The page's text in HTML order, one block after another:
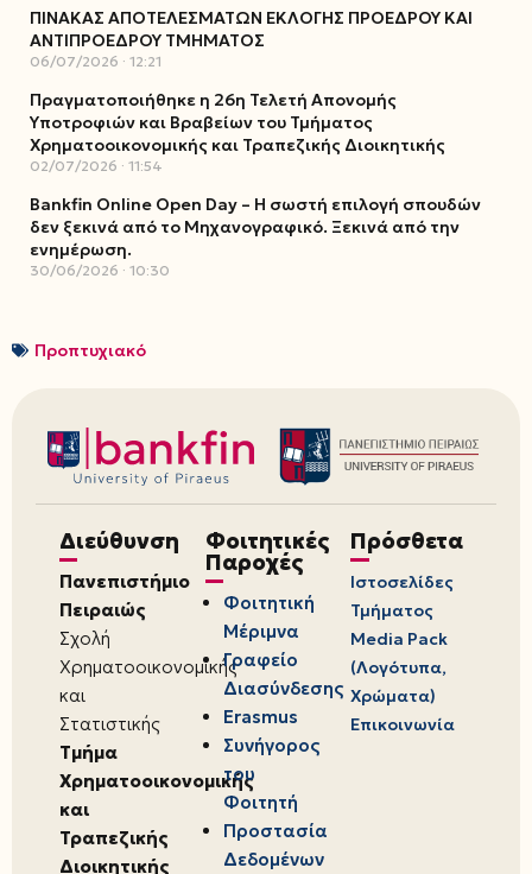
ΠΙΝΑΚΑΣ ΑΠΟΤΕΛΕΣΜΑΤΩΝ ΕΚΛΟΓΗΣ ΠΡΟΕΔΡΟΥ ΚΑΙ
ΑΝΤΙΠΡΟΕΔΡΟΥ ΤΜΗΜΑΤΟΣ
06/07/2026 12:21
Πραγματοποιήθηκε η 26η Τελετή Απονομής
Υποτροφιών και Βραβείων του Τμήματος
Χρηματοοικονομικής και Τραπεζικής Διοικητικής
02/07/2026 11:54
Bankfin Online Open Day – Η σωστή επιλογή σπουδών
δεν ξεκινά από το Μηχανογραφικό. Ξεκινά από την
ενημέρωση.
30/06/2026 10:30
Προπτυχιακό
Διεύθυνση
Πανεπιστήμιο
Πειραιώς
Σχολή
Χρηματοοικονομικής
και
Στατιστικής
Τμήμα
Χρηματοοικονομικής
και
Τραπεζικής
Διοικητικής
Φοιτητικές
Παροχές
Φοιτητική
Μέριμνα
Γραφείο
Διασύνδεσης
Erasmus
Συνήγορος
του
Φοιτητή
Προστασία
Δεδομένων
Πρόσθετα
Ιστοσελίδες
Τμήματος
Media Pack
(Λογότυπα,
Χρώματα)
Επικοινωνία